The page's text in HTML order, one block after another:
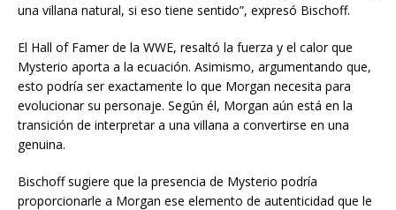
una villana natural, si eso tiene sentido”, expresó Bischoff.
El Hall of Famer de la WWE, resaltó la fuerza y el calor que
Mysterio aporta a la ecuación. Asimismo, argumentando que,
esto podría ser exactamente lo que Morgan necesita para
evolucionar su personaje. Según él, Morgan aún está en la
transición de interpretar a una villana a convertirse en una
genuina.
Bischoff sugiere que la presencia de Mysterio podría
proporcionarle a Morgan ese elemento de autenticidad que le